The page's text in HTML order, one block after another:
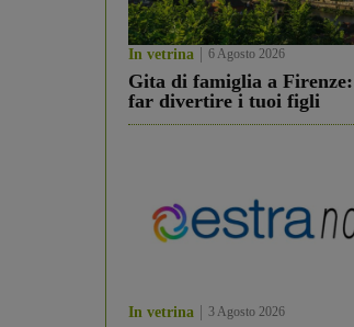
In vetrina 6 Agosto 2026
Gita di famiglia a
far divertire i tuoi figli
In vetrina 3 Agosto 2026